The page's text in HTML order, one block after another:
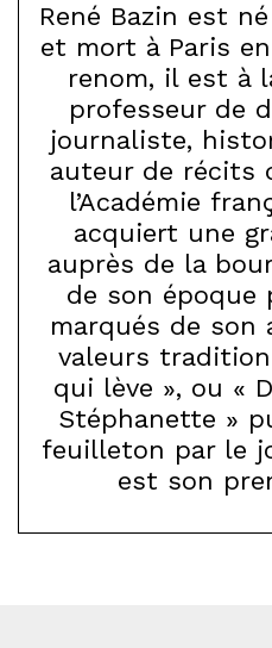
René Bazin est
et mort à Paris
renom, il est à
professeur de
journaliste,
auteur de récits
l’Académie
acquiert une
auprès de la
de son époque
marqués de son
valeurs
qui lève », ou «
Stéphanette »
feuilleton par le
est son